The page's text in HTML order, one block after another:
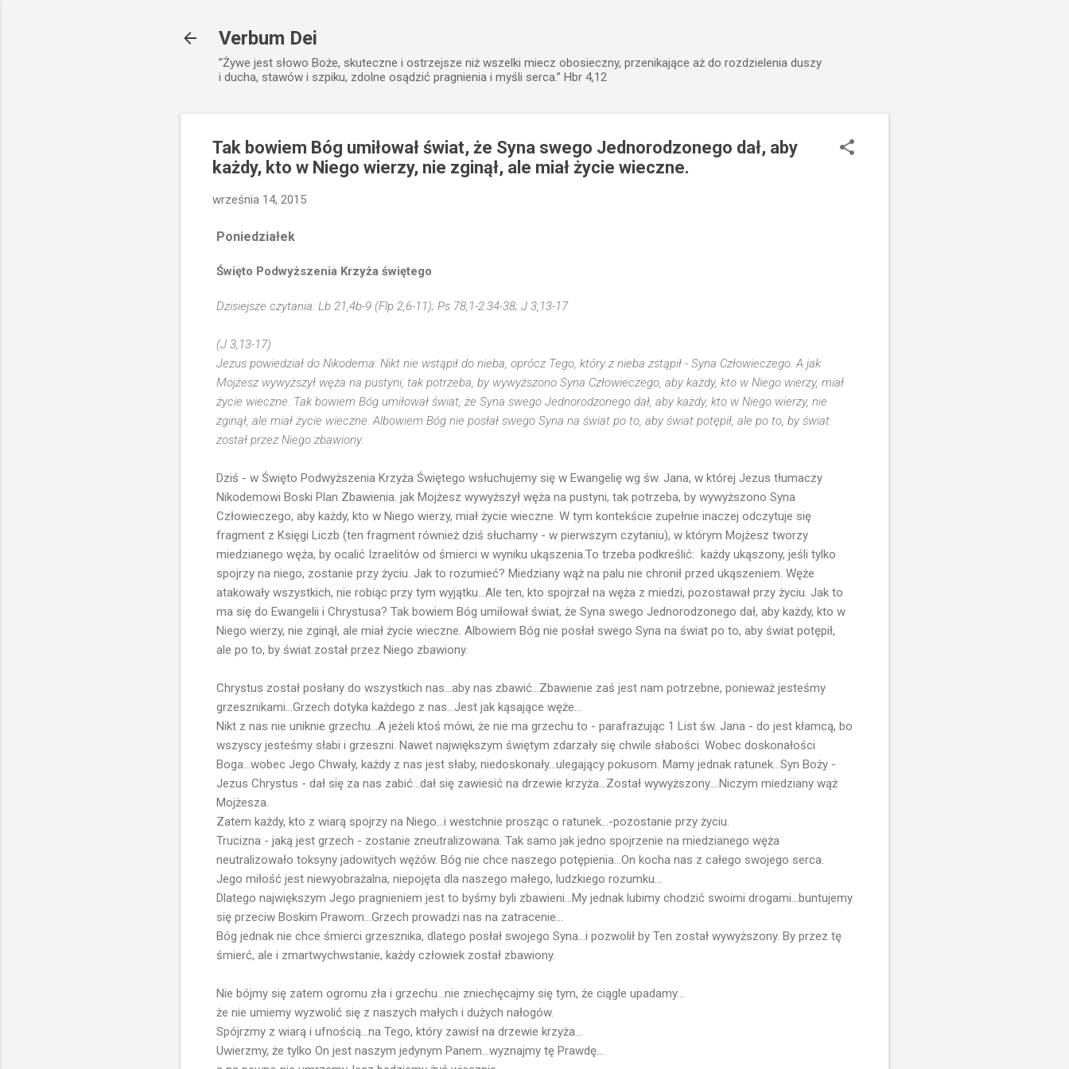
Verbum Dei
”Żywe jest słowo Boże, skuteczne i ostrzejsze niż wszelki miecz obosieczny, przenikające aż do rozdzielenia duszy
i ducha, stawów i szpiku, zdolne osądzić pragnienia i myśli serca.” Hbr 4,12
Tak bowiem Bóg umiłował świat, że Syna swego Jednorodzonego dał, aby
każdy, kto w Niego wierzy, nie zginął, ale miał życie wieczne.
września 14, 2015
Poniedziałek
Święto Podwyższenia Krzyża świętego
Dzisiejsze czytania: Lb 21,4b-9 (Flp 2,6-11); Ps 78,1-2.34-38; J 3,13-17
(J 3,13-17)
Jezus powiedział do Nikodema: Nikt nie wstąpił do nieba, oprócz Tego, który z nieba zstąpił - Syna Człowieczego. A jak
Mojżesz wywyższył węża na pustyni, tak potrzeba, by wywyższono Syna Człowieczego, aby każdy, kto w Niego wierzy, miał
życie wieczne. Tak bowiem Bóg umiłował świat, że Syna swego Jednorodzonego dał, aby każdy, kto w Niego wierzy, nie
zginął, ale miał życie wieczne. Albowiem Bóg nie posłał swego Syna na świat po to, aby świat potępił, ale po to, by świat
został przez Niego zbawiony.
Dziś - w Święto Podwyższenia Krzyża Świętego wsłuchujemy się w Ewangelię wg św. Jana, w której Jezus tłumaczy
Nikodemowi Boski Plan Zbawienia. jak Mojżesz wywyższył węża na pustyni, tak potrzeba, by wywyższono Syna
Człowieczego, aby każdy, kto w Niego wierzy, miał życie wieczne. W tym kontekście zupełnie inaczej odczytuje się
fragment z Księgi Liczb (ten fragment również dziś słuchamy - w pierwszym czytaniu), w którym Mojżesz tworzy
miedzianego węża, by ocalić Izraelitów od śmierci w wyniku ukąszenia.To trzeba podkreślić: każdy ukąszony, jeśli tylko
spojrzy na niego, zostanie przy życiu. Jak to rozumieć? Miedziany wąż na palu nie chronił przed ukąszeniem. Węże
atakowały wszystkich, nie robiąc przy tym wyjątku...Ale ten, kto spojrzał na węża z miedzi, pozostawał przy życiu. Jak to
ma się do Ewangelii i Chrystusa? Tak bowiem Bóg umiłował świat, że Syna swego Jednorodzonego dał, aby każdy, kto w
Niego wierzy, nie zginął, ale miał życie wieczne. Albowiem Bóg nie posłał swego Syna na świat po to, aby świat potępił,
ale po to, by świat został przez Niego zbawiony.
Chrystus został posłany do wszystkich nas...aby nas zbawić...Zbawienie zaś jest nam potrzebne, ponieważ jesteśmy
grzesznikami...Grzech dotyka każdego z nas...Jest jak kąsające węże...
Nikt z nas nie uniknie grzechu...A jeżeli ktoś mówi, że nie ma grzechu to - parafrazując 1 List św. Jana - do jest kłamcą, bo
wszyscy jesteśmy słabi i grzeszni. Nawet największym świętym zdarzały się chwile słabości. Wobec doskonałości
Boga...wobec Jego Chwały, każdy z nas jest słaby, niedoskonały...ulegający pokusom. Mamy jednak ratunek...Syn Boży -
Jezus Chrystus - dał się za nas zabić...dał się zawiesić na drzewie krzyża...Został wywyższony....Niczym miedziany wąż
Mojżesza.
Zatem każdy, kto z wiarą spojrzy na Niego...i westchnie prosząc o ratunek...-pozostanie przy życiu.
Trucizna - jaką jest grzech - zostanie zneutralizowana. Tak samo jak jedno spojrzenie na miedzianego węża
neutralizowało toksyny jadowitych wężów. Bóg nie chce naszego potępienia...On kocha nas z całego swojego serca.
Jego miłość jest niewyobrażalna, niepojęta dla naszego małego, ludzkiego rozumku...
Dlatego największym Jego pragnieniem jest to byśmy byli zbawieni...My jednak lubimy chodzić swoimi drogami...buntujemy
się przeciw Boskim Prawom...Grzech prowadzi nas na zatracenie...
Bóg jednak nie chce śmierci grzesznika, dlatego posłał swojego Syna...i pozwolił by Ten został wywyższony. By przez tę
śmierć, ale i zmartwychwstanie, każdy człowiek został zbawiony.
Nie bójmy się zatem ogromu zła i grzechu...nie zniechęcajmy się tym, że ciągle upadamy...
że nie umiemy wyzwolić się z naszych małych i dużych nałogów.
Spójrzmy z wiarą i ufnością...na Tego, który zawisł na drzewie krzyża...
Uwierzmy, że tylko On jest naszym jedynym Panem...wyznajmy tę Prawdę...